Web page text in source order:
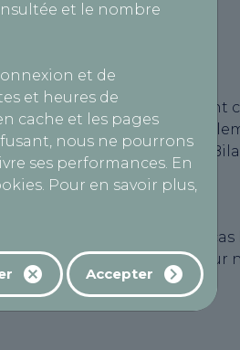
et le nombre
et de
et heures de
cache et les pages
nous ne pourrons
ses performances. En
Pour en savoir plus,
Accepter
à partir du site soient
et Libertés ») et du
la manière dont
et n’entend en aucun cas
confidentielles. Sur